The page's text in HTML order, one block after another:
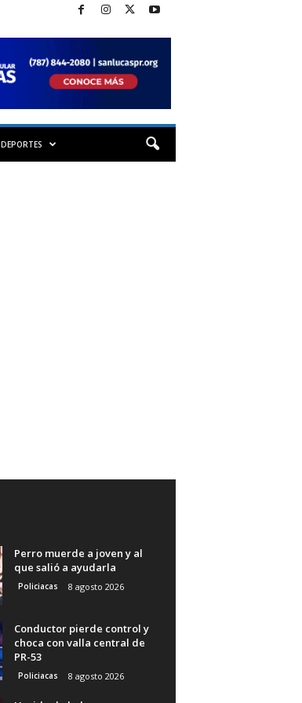
DEPORTES
Perro muerde a joven y al
que salió a ayudarla
Policiacas 8 agosto 2026
Conductor pierde control y
choca con valla central de
PR-53
Policiacas 8 agosto 2026